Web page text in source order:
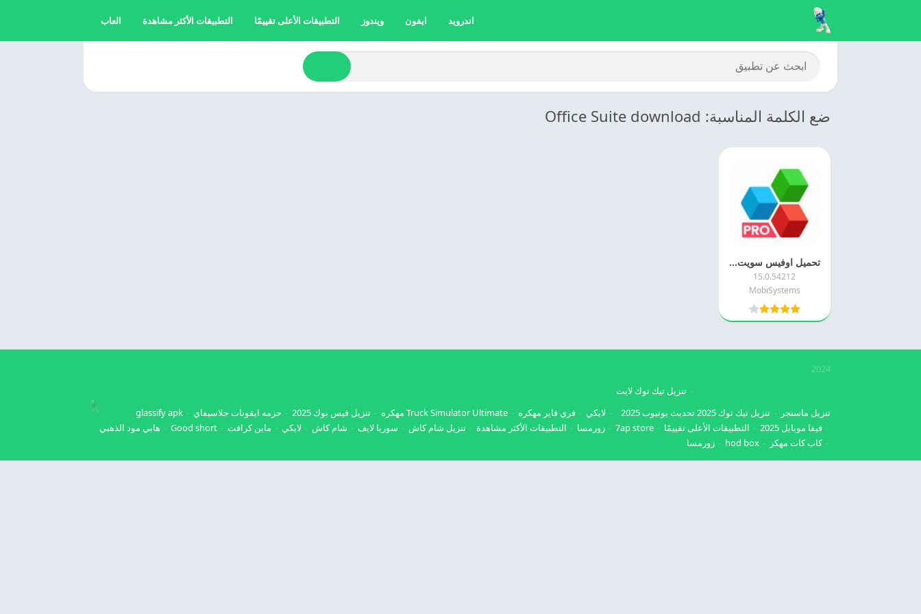
اندرويد ايفون ويندوز التطبيقات الأعلى تقييمًا التطبيقات الأكثر مشاهدة العاب
ضع الكلمة المناسبة: Office Suite download
تحميل اوفيس سويت 2025 OfficeSuite Pro اخر اصدار
15.0.54212
MobiSystems
2024
تنزيل ماسنجر تنزيل تيك توك 2025
تنزيل تيك توك لايت
تحديث يوتيوب 2025
لايكي فري فاير مهكره Truck Simulator Ultimate مهكره تنزيل فيس بوك 2025 حزمه ايقونات جلاسيفاي
glassify apk
فيفا موبايل 2025
التطبيقات الأعلى تقييمًا 7ap store زورمسا التطبيقات الأكثر مشاهدة تنزيل شام كاش سوريا لايف شام كاش لايكي ماين كرافت Good short
هابي مود الذهبي
كاب كات مهكر
hod box زورمسا